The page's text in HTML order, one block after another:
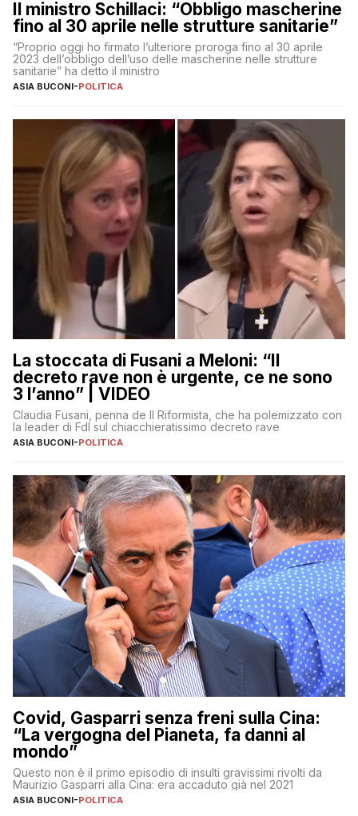
Il ministro Schillaci: “Obbligo mascherine
fino al 30 aprile nelle strutture sanitarie”
“Proprio oggi ho firmato l’ulteriore proroga fino al 30 aprile
2023 dell’obbligo dell’uso delle mascherine nelle strutture
sanitarie” ha detto il ministro
ASIA BUCONI-POLITICA
La stoccata di Fusani a Meloni: “Il
decreto rave non è urgente, ce ne sono
3 l’anno” | VIDEO
Claudia Fusani, penna de Il Riformista, che ha polemizzato con
la leader di FdI sul chiacchieratissimo decreto rave
ASIA BUCONI-POLITICA
Covid, Gasparri senza freni sulla Cina:
“La vergogna del Pianeta, fa danni al
mondo”
Questo non è il primo episodio di insulti gravissimi rivolti da
Maurizio Gasparri alla Cina: era accaduto già nel 2021
ASIA BUCONI-POLITICA